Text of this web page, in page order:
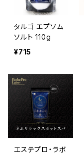
タルゴ エプソム
ソルト 110g
¥715
エステプロ・ラボ